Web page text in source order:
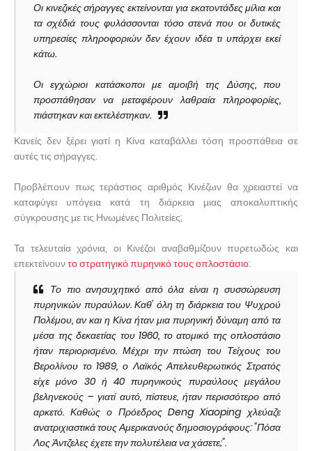
Οι κινεζικές σήραγγες εκτείνονται για εκατοντάδες μίλια και
τα σχέδιά τους φυλάσσονται τόσο στενά που οι δυτικές
υπηρεσίες πληροφοριών δεν έχουν ιδέα τι υπάρχει εκεί
κάτω.
Οι εγχώριοι κατάσκοποι με αμοιβή της Δύσης, που
προσπάθησαν να μεταφέρουν λαθραία πληροφορίες,
πιάστηκαν και εκτελέστηκαν.
Κανείς δεν ξέρει γιατί η Κίνα καταβάλλει τόση προσπάθεια σε
αυτές τις σήραγγες.
Προβλέπουν πως τεράστιος αριθμός Κινέζων θα χρειαστεί να
καταφύγει υπόγεια κατά τη διάρκεια μιας αποκαλυπτικής
σύγκρουσης με τις Ηνωμένες Πολιτείες;
Τα τελευταία χρόνια, οι Κινέζοι αναβαθμίζουν πυρετωδώς και
επεκτείνουντο στρατηγικό πυρηνικό τους οπλοστάσιο:
Το πιο ανησυχητικό από όλα είναι η συσσώρευση
πυρηνικών πυραύλων. Καθ' όλη τη διάρκεια του Ψυχρού
Πολέμου, αν και η Κίνα ήταν μια πυρηνική δύναμη από τα
μέσα της δεκαετίας του 1960, το ατομικό της οπλοστάσιο
ήταν περιορισμένο. Μέχρι την πτώση του Τείχους του
Βερολίνου το 1989, ο Λαϊκός Απελευθερωτικός Στρατός
είχε μόνο 30 ή 40 πυρηνικούς πυραύλους μεγάλου
βεληνεκούς – γιατί αυτό, πίστευε, ήταν περισσότερο από
αρκετό. Καθώς ο Πρόεδρος Deng Xiaoping χλεύαζε
ανατριχιαστικά τους Αμερικανούς δημοσιογράφους: "Πόσα
Λος Άντζελες έχετε την πολυτέλεια να χάσετε;".